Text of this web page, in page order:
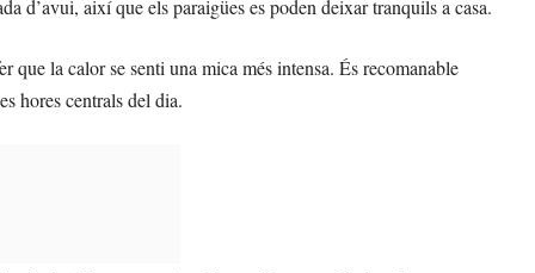
d’avui, així que els paraigües es poden deixar tranquils a casa.
que la calor se senti una mica més intensa. És recomanable
hores centrals del dia.